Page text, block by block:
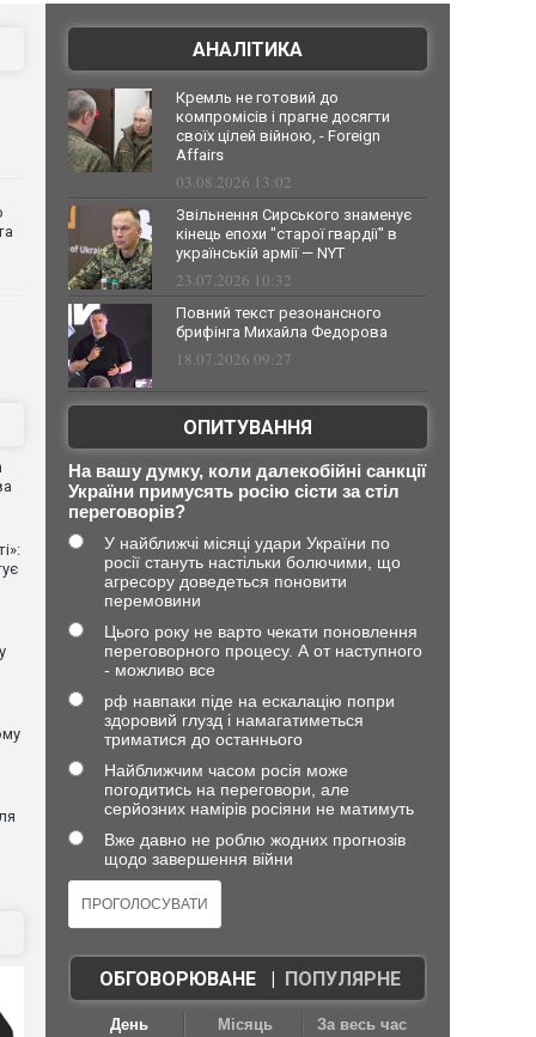
АНАЛІТИКА
Кремль не готовий до
компромісів і прагне досягти
своїх цілей війною, - Foreign
Affairs
03.08.2026 13:02
Звільнення Сирського знаменує
кінець епохи "старої гвардії" в
українській армії — NYT
23.07.2026 10:32
Повний текст резонансного
брифінга Михайла Федорова
18.07.2026 09:27
ОПИТУВАННЯ
На вашу думку, коли далекобійні санкції
України примусять росію сісти за стіл
переговорів?
У найближчі місяці удари України по
росії стануть настільки болючими, що
агресору доведеться поновити
перемовини
Цього року не варто чекати поновлення
переговорного процесу. А от наступного
- можливо все
рф навпаки піде на ескалацію попри
здоровий глузд і намагатиметься
триматися до останнього
Найближчим часом росія може
погодитись на переговори, але
серйозних намірів росіяни не матимуть
Вже давно не роблю жодних прогнозів
щодо завершення війни
ОБГОВОРЮВАНЕ| ПОПУЛЯРНЕ
День Місяць За весь час